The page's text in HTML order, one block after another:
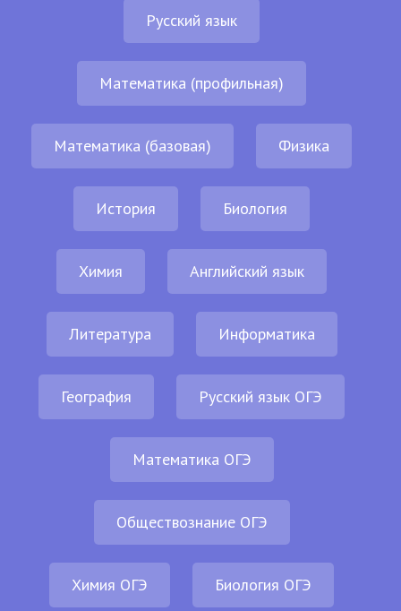
Русский язык
Математика (профильная)
Математика (базовая) Физика
История Биология
Химия Английский язык
Литература Информатика
География Русский язык ОГЭ
Математика ОГЭ
Обществознание ОГЭ
Химия ОГЭ Биология ОГЭ